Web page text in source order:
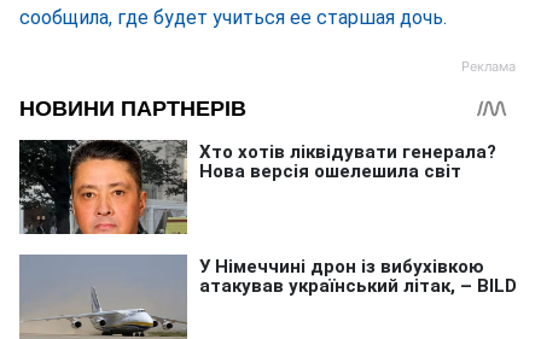
сообщила, где будет учиться ее старшая дочь.